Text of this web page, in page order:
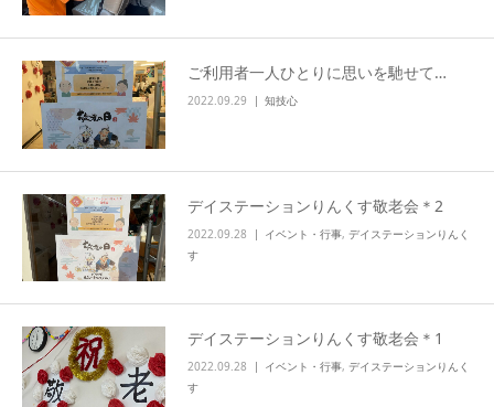
ご利用者一人ひとりに思いを馳せて…
2022.09.29 知技心
デイステーションりんくす敬老会＊2
2022.09.28 イベント・行事, デイステーションりんく
す
デイステーションりんくす敬老会＊1
2022.09.28 イベント・行事, デイステーションりんく
す